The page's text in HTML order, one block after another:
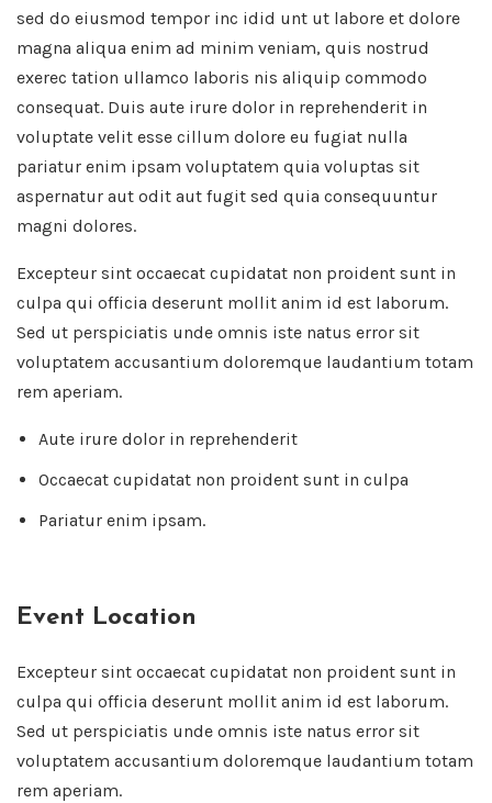
sed do eiusmod tempor inc idid unt ut labore et dolore
magna aliqua enim ad minim veniam, quis nostrud
exerec tation ullamco laboris nis aliquip commodo
consequat. Duis aute irure dolor in reprehenderit in
voluptate velit esse cillum dolore eu fugiat nulla
pariatur enim ipsam voluptatem quia voluptas sit
aspernatur aut odit aut fugit sed quia consequuntur
magni dolores.
Excepteur sint occaecat cupidatat non proident sunt in
culpa qui officia deserunt mollit anim id est laborum.
Sed ut perspiciatis unde omnis iste natus error sit
voluptatem accusantium doloremque laudantium totam
rem aperiam.
Aute irure dolor in reprehenderit
Occaecat cupidatat non proident sunt in culpa
Pariatur enim ipsam.
Event Location
Excepteur sint occaecat cupidatat non proident sunt in
culpa qui officia deserunt mollit anim id est laborum.
Sed ut perspiciatis unde omnis iste natus error sit
voluptatem accusantium doloremque laudantium totam
rem aperiam.